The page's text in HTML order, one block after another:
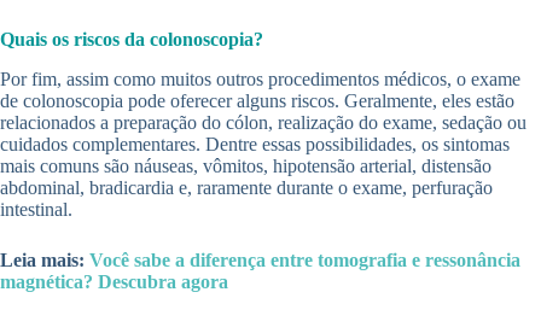
Quais os riscos da colonoscopia?
Por fim, assim como muitos outros procedimentos médicos, o exame
de colonoscopia pode oferecer alguns riscos. Geralmente, eles estão
relacionados a preparação do cólon, realização do exame, sedação ou
cuidados complementares. Dentre essas possibilidades, os sintomas
mais comuns são náuseas, vômitos, hipotensão arterial, distensão
abdominal, bradicardia e, raramente durante o exame, perfuração
intestinal.
Leia mais: Você sabe a diferença entre tomografia e ressonância
magnética? Descubra agora